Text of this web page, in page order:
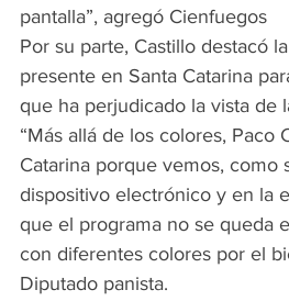
pantalla”, agregó Cienfuegos
Por su parte, Castillo destacó
presente en Santa Catarina
que ha perjudicado la vista de
“Más allá de los colores,
Catarina porque vemos, como
dispositivo electrónico y en la
que el programa no se queda
con diferentes colores por el
Diputado panista.